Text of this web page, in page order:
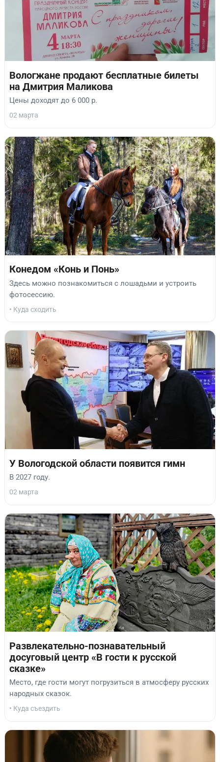
Вологжане продают бесплатные билеты
на Дмитрия Маликова
Цены доходят до 6 000 р.
02 марта
Конедом «Конь и Понь»
Здесь можно познакомиться с лошадьми и устроить
фотосессию.
• Куда сходить
У Вологодской области появится гимн
В 2027 году.
02 марта
Развлекательно-познавательный
досуговый центр «В гости к русской
сказке»
Место, где гости могут погрузиться в атмосферу русских
народных сказок.
• Куда съездить